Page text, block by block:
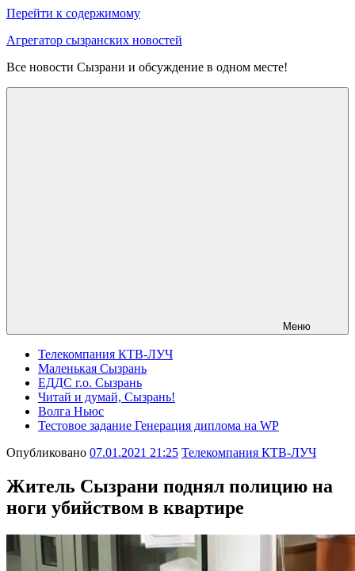
Перейти к содержимому
Агрегатор сызранских новостей
Все новости Сызрани и обсуждение в одном месте!
Меню
Телекомпания КТВ-ЛУЧ
Маленькая Сызрань
ЕДДС г.о. Сызрань
Читай и думай, Сызрань!
Волга Ньюс
Тестовое задание Генерация диплома на WP
Опубликовано 07.01.2021 21:25 Телекомпания КТВ-ЛУЧ
Житель Сызрани поднял полицию на
ноги убийством в квартире